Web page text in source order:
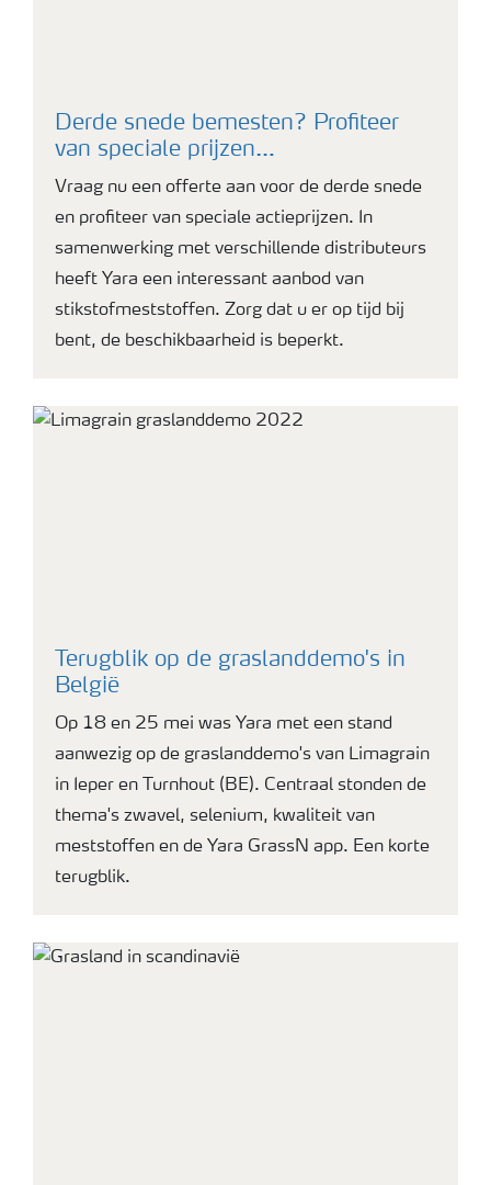
Derde snede bemesten? Profiteer
van speciale prijzen…
Vraag nu een offerte aan voor de derde snede
en profiteer van speciale actieprijzen. In
samenwerking met verschillende distributeurs
heeft Yara een interessant aanbod van
stikstofmeststoffen. Zorg dat u er op tijd bij
bent, de beschikbaarheid is beperkt.
Terugblik op de graslanddemo's in
België
Op 18 en 25 mei was Yara met een stand
aanwezig op de graslanddemo's van Limagrain
in Ieper en Turnhout (BE). Centraal stonden de
thema's zwavel, selenium, kwaliteit van
meststoffen en de Yara GrassN app. Een korte
terugblik.